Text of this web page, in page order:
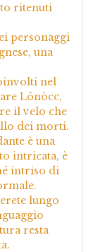
ritenuti
personaggi
una
nel
Lönòcc,
il velo che
dei morti.
è una
intricata, è
intriso di
lungo
resta